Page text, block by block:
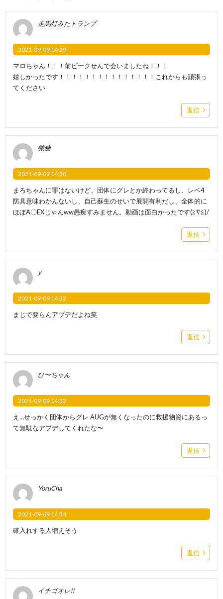
走馬灯みたトランプ
2021-09-09 14:29
マロちゃん！！！前ピークせんで会いましたね！！！
嬉しかったです！！！！！！！！！！！！！！！これからも頑張っ
てください
返信
微糖
2021-09-09 14:30
まろちゃんに罪はないけど、団体にグレとか終わってるし、レベ4
防具意味わかんないし、自己蘇生のせいで展開有利だし、全体的に
ほぼA〇EXじゃんww愚痴すみません。動画は面白かったです(≧∇≦)/
返信
y
2021-09-09 14:32
まじで要らんアプデだよね笑
返信
ひ〜ちゃん
2021-09-09 14:32
え…せっかく団体からグレ AUGが無くなったのに救援物資にあるっ
て無駄なアプデしてくれたな〜
返信
YoruCha
2021-09-09 14:34
確入れする人増えそう
返信
イチゴオレ!!